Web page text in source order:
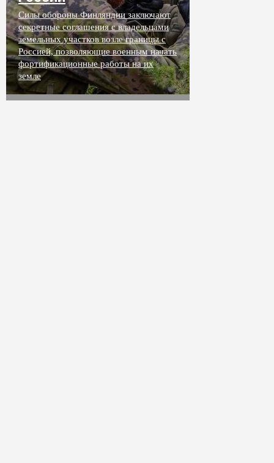
Силы обороны Финляндии заключают
секретные соглашения с владельцами
земельных участков возле границы с
Россией, позволяющие военным начать
фортификационные работы на их
земле